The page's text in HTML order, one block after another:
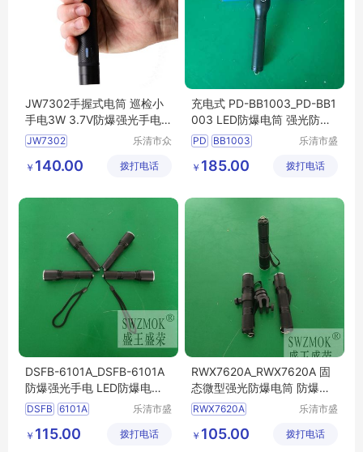
JW7302手握式电筒 巡检小
手电3W 3.7V防爆强光手电
筒
JW7302
袖珍防爆电筒
防爆强光电筒
乐清市众
技有限公
￥ 140.00 拨打电话
充电式 PD-BB1003_PD-BB1
003 LED防爆电筒 强光防爆
手电
PD
BB1003
LED防爆电筒
BB1003充电防爆电筒
乐清市盛
器有限公
￥ 185.00 拨打电话
DSFB-6101A_DSFB-6101A
防爆强光手电 LED防爆电筒
充电手电
DSFB 6101A
6101A防爆手电
乐清市盛
器有限公
￥ 115.00 拨打电话
RWX7620A_RWX7620A 固
态微型强光防爆电筒 防爆手
电 LED充电式
RWX7620A
RWX7620A防爆电筒
乐清市盛
器有限公
￥ 105.00 拨打电话